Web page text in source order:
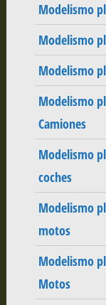
Modelismo
Modelismo
Modelismo
Modelismo
Camiones
Modelismo
coches
Modelismo
motos
Modelismo
Motos